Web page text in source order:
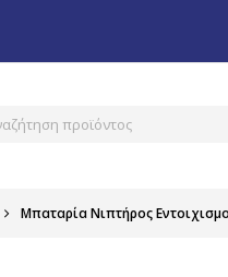
Μπαταρία Νιπτήρος